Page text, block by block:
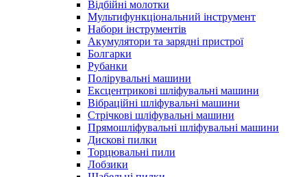
Відбійні молотки
Мультифункціональний інструмент
Набори інструментів
Акумулятори та зарядні пристрої
Болгарки
Рубанки
Полірувальні машини
Ексцентрикові шліфувальні машини
Вібраційні шліфувальні машини
Стрічкові шліфувальні машини
Прямошліфувальні шліфувальні машини
Дискові пилки
Торцювальні пили
Лобзики